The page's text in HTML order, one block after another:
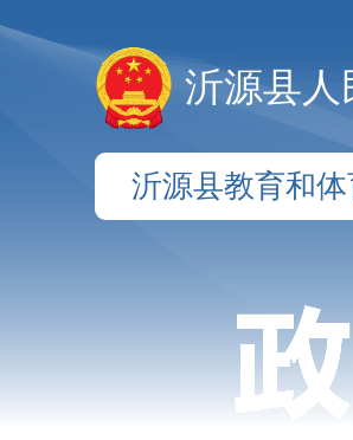
沂源县人
沂源县教育和体